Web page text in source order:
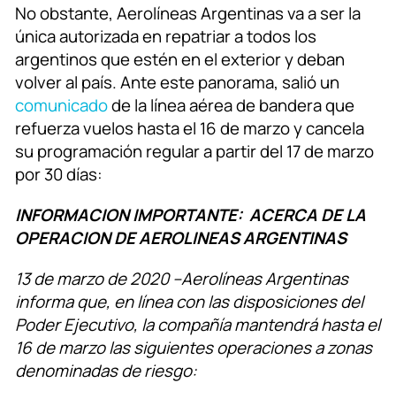
No obstante, Aerolíneas Argentinas va a ser la
única autorizada en repatriar a todos los
argentinos que estén en el exterior y deban
volver al país. Ante este panorama, salió un
comunicadode la línea aérea de bandera que
refuerza vuelos hasta el 16 de marzo y cancela
su programación regular a partir del 17 de marzo
por 30 días:
INFORMACION IMPORTANTE: ACERCA DE LA
OPERACION DE AEROLINEAS ARGENTINAS
13 de marzo de 2020 –Aerolíneas Argentinas
informa que, en línea con las disposiciones del
Poder Ejecutivo, la compañía mantendrá hasta el
16 de marzo las siguientes operaciones a zonas
denominadas de riesgo: